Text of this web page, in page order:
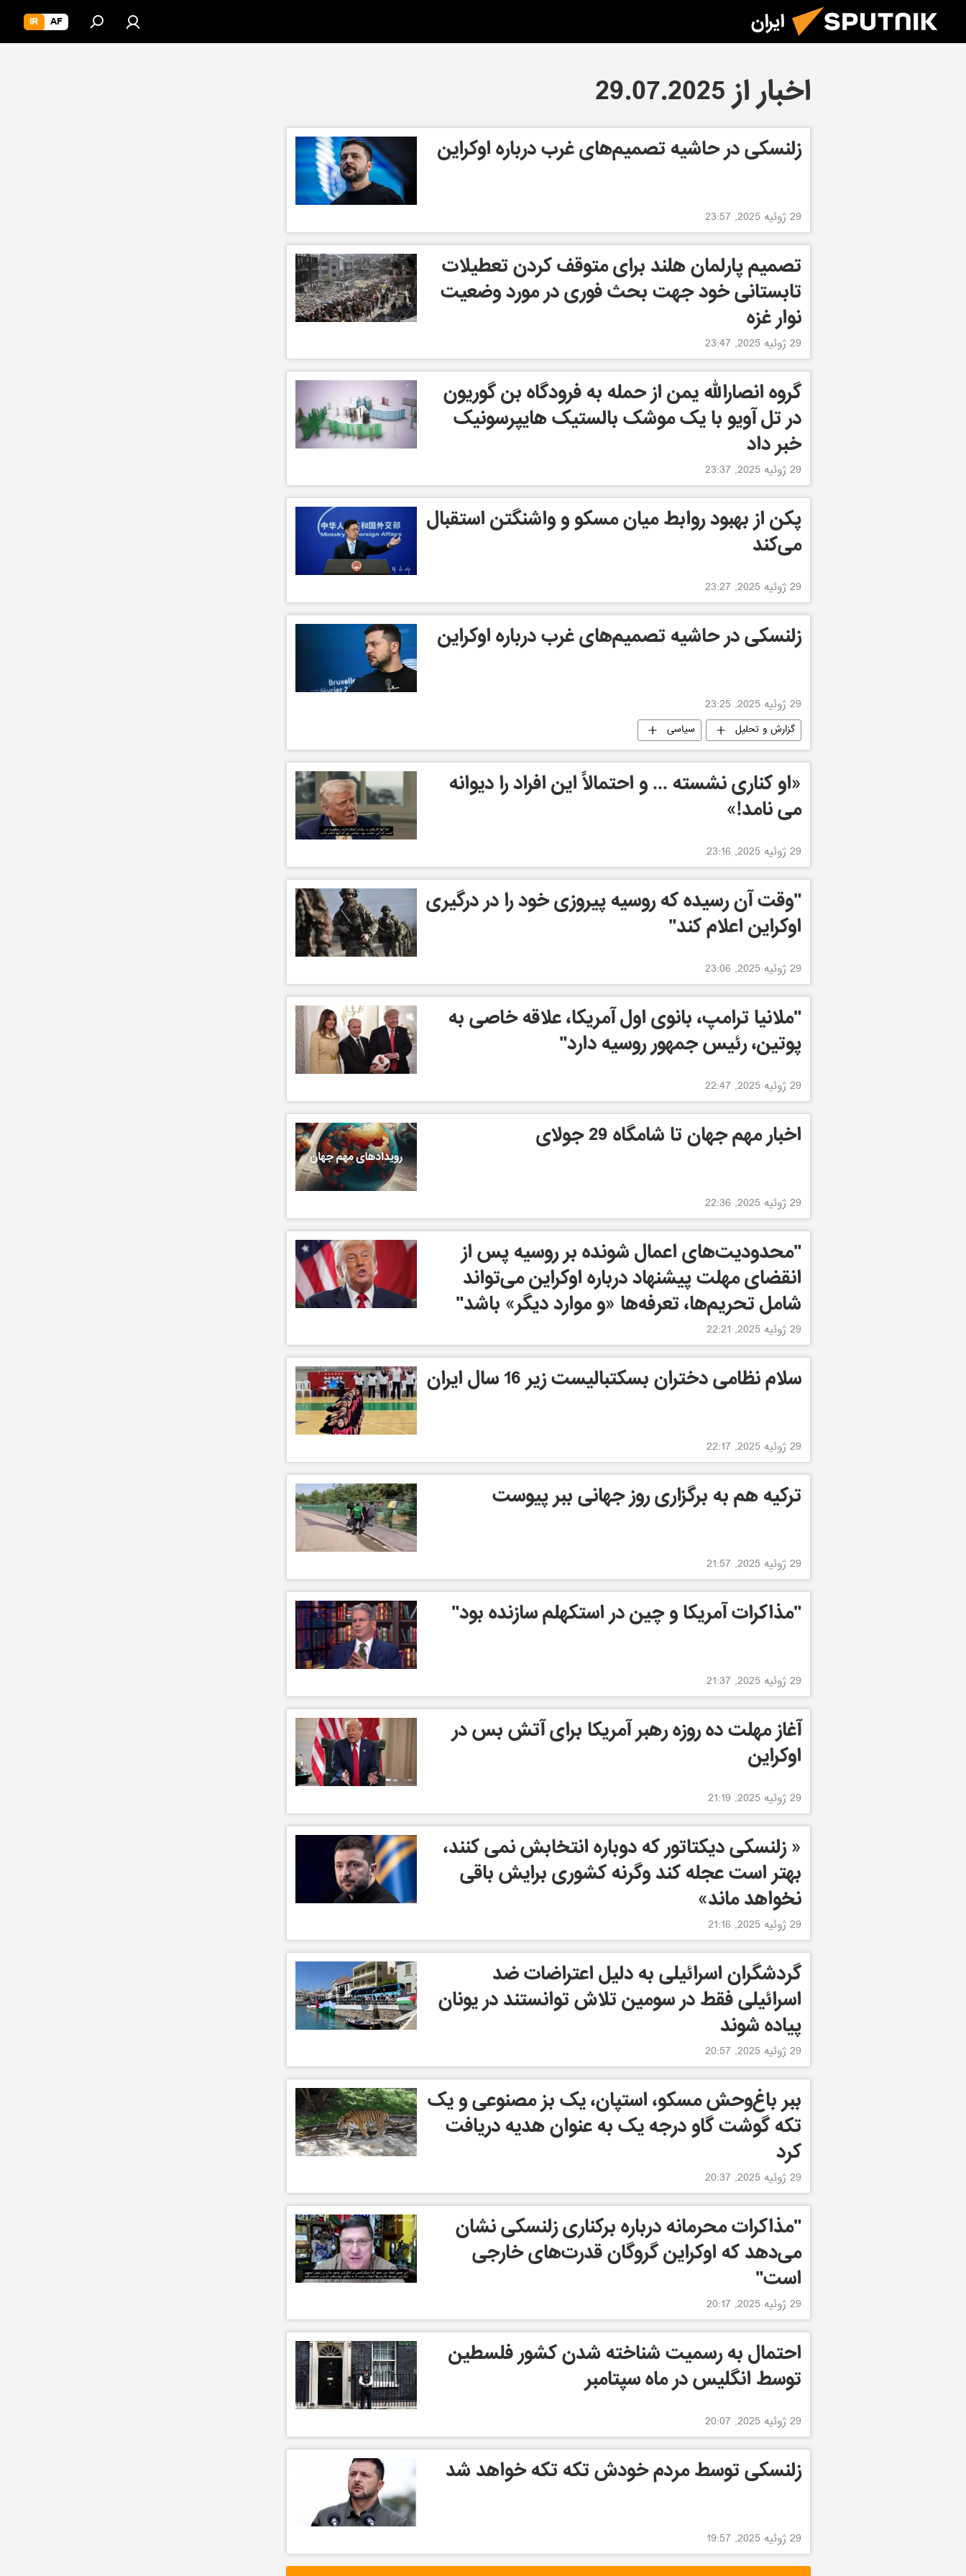
ایران AF
IR
اخبار از 29.07.2025
زلنسکی در حاشیه تصمیم‌های غرب درباره اوکراین
29 ژوئیه 2025, 23:57
تصمیم پارلمان هلند برای متوقف کردن تعطیلات
تابستانی خود جهت بحث فوری در مورد وضعیت
نوار غزه
29 ژوئیه 2025, 23:47
گروه انصارالله یمن از حمله به فرودگاه بن گوریون
در تل آویو با یک موشک بالستیک هایپرسونیک
خبر داد
29 ژوئیه 2025, 23:37
پکن از بهبود روابط میان مسکو و واشنگتن استقبال
می‌کند
29 ژوئیه 2025, 23:27
زلنسکی در حاشیه تصمیم‌های غرب درباره اوکراین
29 ژوئیه 2025, 23:25
گزارش و تحلیل سیاسی
«او کناری نشسته ... و احتمالاً این افراد را دیوانه
می نامد!»
29 ژوئیه 2025, 23:16
"وقت آن رسیده که روسیه پیروزی خود را در درگیری
اوکراین اعلام کند"
29 ژوئیه 2025, 23:06
"ملانیا ترامپ، بانوی اول آمریکا، علاقه خاصی به
پوتین، رئیس جمهور روسیه دارد"
29 ژوئیه 2025, 22:47
اخبار مهم جهان تا شامگاه 29 جولای
29 ژوئیه 2025, 22:36
"محدودیت‌های اعمال شونده بر روسیه پس از
انقضای مهلت پیشنهاد درباره اوکراین می‌تواند
شامل تحریم‌ها، تعرفه‌ها «و موارد دیگر» باشد"
29 ژوئیه 2025, 22:21
سلام نظامی دختران بسکتبالیست زیر 16 سال ایران
29 ژوئیه 2025, 22:17
ترکیه هم به برگزاری روز جهانی ببر پیوست
29 ژوئیه 2025, 21:57
"مذاکرات آمریکا و چین در استکهلم سازنده بود"
29 ژوئیه 2025, 21:37
آغاز مهلت ده روزه رهبر آمریکا برای آتش بس در
اوکراین
29 ژوئیه 2025, 21:19
« زلنسکی دیکتاتور که دوباره انتخابش نمی کنند،
بهتر است عجله کند وگرنه کشوری برایش باقی
نخواهد ماند»
29 ژوئیه 2025, 21:16
گردشگران اسرائیلی به دلیل اعتراضات ضد
اسرائیلی فقط در سومین تلاش توانستند در یونان
پیاده شوند
29 ژوئیه 2025, 20:57
ببر باغ‌وحش مسکو، استپان، یک بز مصنوعی و یک
تکه گوشت گاو درجه یک به عنوان هدیه دریافت
کرد
29 ژوئیه 2025, 20:37
"مذاکرات محرمانه درباره برکناری زلنسکی نشان
می‌دهد که اوکراین گروگان قدرت‌های خارجی
است"
29 ژوئیه 2025, 20:17
احتمال به رسمیت شناخته شدن کشور فلسطین
توسط انگلیس در ماه سپتامبر
29 ژوئیه 2025, 20:07
زلنسکی توسط مردم خودش تکه تکه خواهد شد
29 ژوئیه 2025, 19:57